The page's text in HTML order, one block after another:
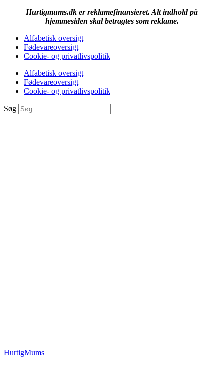
Hurtigmums.dk er reklamefinansieret. Alt indhold på
hjemmesiden skal betragtes som reklame.
Alfabetisk oversigt
Fødevareoversigt
Cookie- og privatlivspolitik
Alfabetisk oversigt
Fødevareoversigt
Cookie- og privatlivspolitik
Søg
HurtigMums